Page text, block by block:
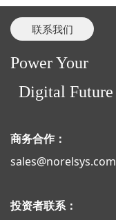
联系我们
Power Your
Digital Future
商务合作：
sales@norelsys.com
投资者联系：